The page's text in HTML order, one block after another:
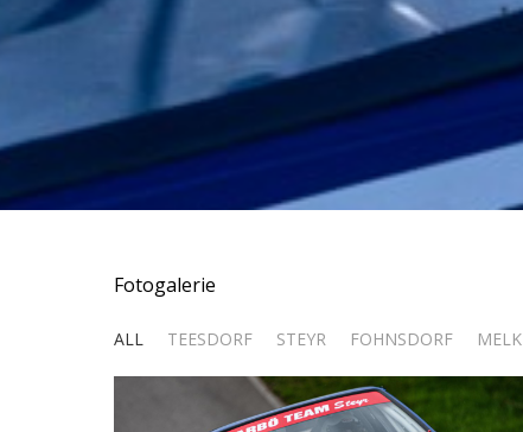
Fotogalerie
ALL TEESDORF STEYR FOHNSDORF MELK